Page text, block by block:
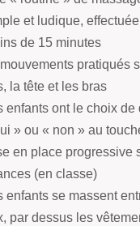
et ludique,
de 15 minutes
pratiqués
la tête et les bras
enfants ont le choix de
» ou « non » au
en place progressive
(en classe)
enfants se massent
par dessus les